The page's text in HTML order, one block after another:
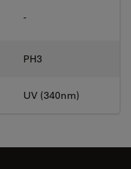
-
PH3
UV (340nm)